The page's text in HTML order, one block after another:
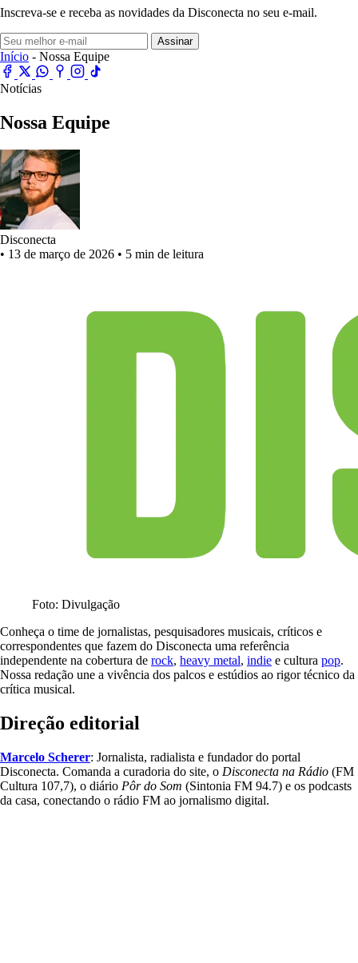
Inscreva-se e receba as novidades da Disconecta no seu e-mail.
Assinar
Início - Nossa Equipe
Notícias
Nossa Equipe
Disconecta
• 13 de março de 2026 • 5 min de leitura
Foto: Divulgação
Conheça o time de jornalistas, pesquisadores musicais, críticos e
correspondentes que fazem do Disconecta uma referência
independente na cobertura de rock, heavy metal, indie e cultura pop.
Nossa redação une a vivência dos palcos e estúdios ao rigor técnico da
crítica musical.
Direção editorial
Marcelo Scherer: Jornalista, radialista e fundador do portal
Disconecta. Comanda a curadoria do site, o Disconecta na Rádio (FM
Cultura 107,7), o diário Pôr do Som (Sintonia FM 94.7) e os podcasts
da casa, conectando o rádio FM ao jornalismo digital.